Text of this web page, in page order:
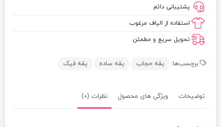
پشتیبانی دائم
استفاده از الیاف مرغوب
تحویل سریع و مطمئن
برچسب‌ها: یقه حجاب یقه ساده یقه فیک
توضیحات ویژگی های محصول نظرات (0)